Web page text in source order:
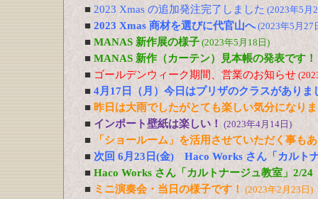
■ 2023 Xmas の追加発注完了しました (2023年5月
■ 2023 Xmas 商材を選びに代官山へ(2023年5月27
■ MANAS 新作展の様子 (2023年5月18日)
■ MANAS 新作（カーテン）見本帳の発表です！
■ ゴールデンウィーク期間、営業のお知らせ
■ 4月17日（月）今日はプリザのクラスがありま
■ 昨日は大雨でしたがとても楽しい気分になり
■ インポート壁紙は楽しい！ (2023年4月14日)
■
「ショールーム」を活用させていただく事も
■ 次回 6月23日(金) Haco Works さん「カルト
■ Haco Works さん「カルトナージュ教室」2/24
■ ミニ演奏会・当日の様子です！ (2023年2月23日)